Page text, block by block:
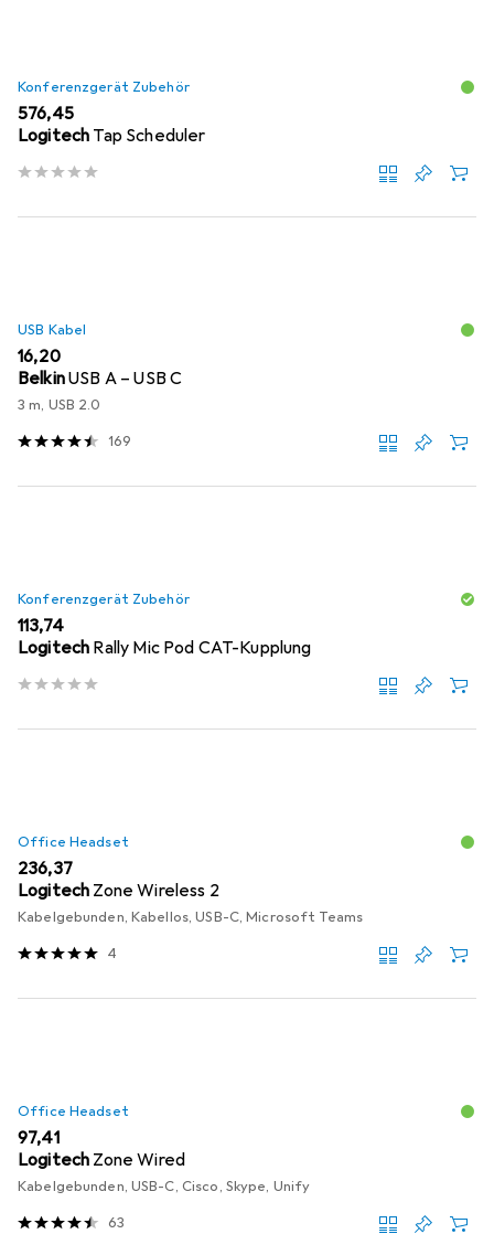
Konferenzgerät Zubehör
EUR
576,45
Logitech Tap Scheduler
USB Kabel
EUR
16,20
BelkinUSB A – USB C
3 m, USB 2.0
169
Konferenzgerät Zubehör
EUR
113,74
Logitech Rally Mic Pod CAT-Kupplung
Office Headset
EUR
236,37
Logitech Zone Wireless 2
Kabelgebunden, Kabellos, USB-C, Microsoft Teams
4
Office Headset
EUR
97,41
Logitech Zone Wired
Kabelgebunden, USB-C, Cisco, Skype, Unify
63